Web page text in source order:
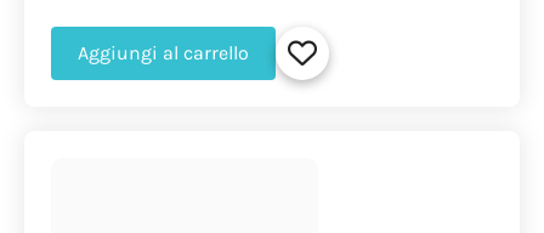
Aggiungi al carrello